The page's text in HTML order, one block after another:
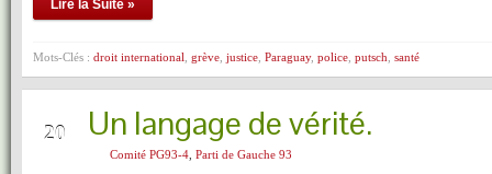
Lire la Suite »
Mots-Clés : droit international grève justice Paraguay, police putsch santé
20 Un langage de vérité.
Comité PG93-4 Parti de Gauche 93